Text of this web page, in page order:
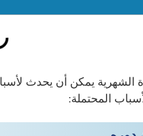
الشهرية يمكن أن يحدث
المحتملة: